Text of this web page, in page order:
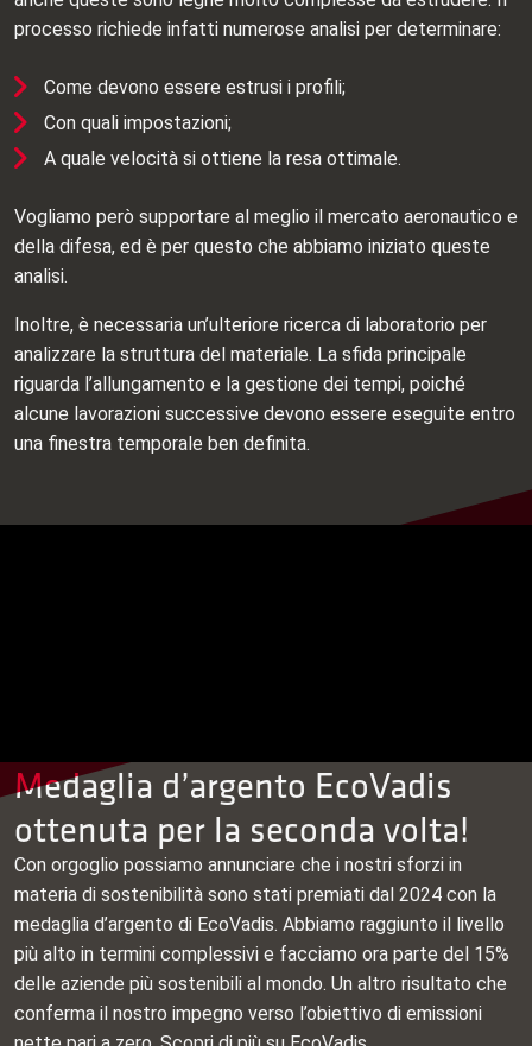
processo richiede infatti numerose analisi per determinare:
Come devono essere estrusi i profili;
Con quali impostazioni;
A quale velocità si ottiene la resa ottimale.
Vogliamo però supportare al meglio il mercato aeronautico e
della difesa, ed è per questo che abbiamo iniziato queste
analisi.
Inoltre, è necessaria un’ulteriore ricerca di laboratorio per
analizzare la struttura del materiale. La sfida principale
riguarda l’allungamento e la gestione dei tempi, poiché
alcune lavorazioni successive devono essere eseguite entro
una finestra temporale ben definita.
Medaglia d’argento EcoVadis
ottenuta per la seconda volta!
Con orgoglio possiamo annunciare che i nostri sforzi in
materia di sostenibilità sono stati premiati dal 2024 con la
medaglia d’argento di EcoVadis. Abbiamo raggiunto il livello
più alto in termini complessivi e facciamo ora parte del 15%
delle aziende più sostenibili al mondo. Un altro risultato che
conferma il nostro impegno verso l’obiettivo di emissioni